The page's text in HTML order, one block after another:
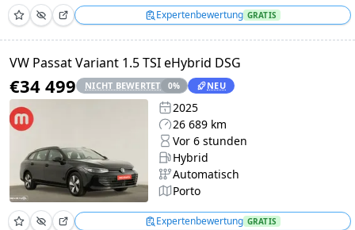
Expertenbewertung GRATIS
VW Passat Variant 1.5 TSI eHybrid DSG
€34 499 NICHT BEWERTET 0% NEU
2025
26 689 km
Vor 6 stunden
Hybrid
Automatisch
Porto
Expertenbewertung GRATIS